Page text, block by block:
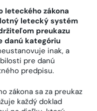
leteckého zákona
letecký systém
preukazu
danú kategóriu
inak, a
pre danú
predpisu.
zákona sa za preukaz
každý doklad